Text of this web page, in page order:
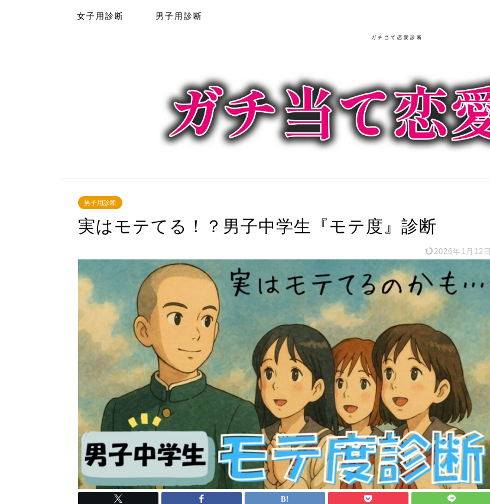
女子用診断 男子用診断
ガチ当て恋愛診断
男子用診断
実はモテてる！？男子中学生『モテ度』診断
2026年1月12日